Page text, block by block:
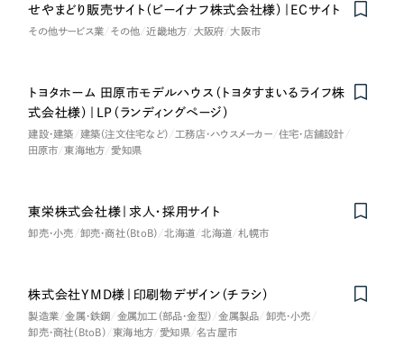
カイゼンDX支援
制作実績
制作実績
ブックマークしたサイト
人材紹介・派遣
インフラ関連
せやまどり販売サイト（ビーイナフ株式会社様）｜ECサイト
その他サービス業 その他 近畿地方 大阪府 大阪市
トヨタホーム 田原市モデルハウス（トヨタすまいるライフ株
式会社様）｜LP（ランディングページ）
建設・建築 建築（注文住宅など） 工務店・ハウスメーカー
住宅・店舗設計
田原市
東海地方 愛知県
東栄株式会社様｜求人・採用サイト
卸売・小売 卸売・商社（BtoB） 北海道 北海道 札幌市
株式会社YMD様｜印刷物デザイン（チラシ）
製造業 金属・鉄鋼 金属加工（部品・金型） 金属製品
卸売・小売
卸売・商社（BtoB）
東海地方 愛知県 名古屋市